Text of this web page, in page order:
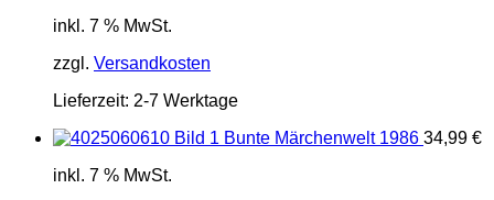
inkl. 7 % MwSt.
zzgl. Versandkosten
Lieferzeit: 2-7 Werktage
Bunte Märchenwelt 1986 34,99 €
inkl. 7 % MwSt.